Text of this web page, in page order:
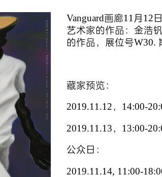
Vanguard画廊11月12
艺术家的作品：金浩
的作品，展位号W30.
藏家预览：
2019.11.12，14:00-
2019.11.13，13:00-
公众日：
2019.11.14, 11:00-